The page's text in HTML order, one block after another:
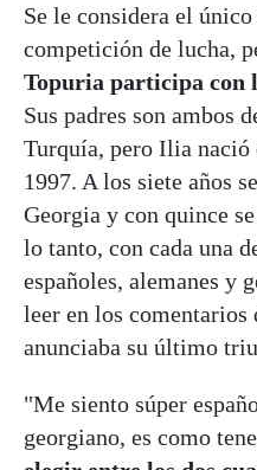
Se le considera el
competición de lucha,
Topuria participa con
Sus padres son ambos
Turquía, pero Ilia
1997. A los siete años
Georgia y con quince
lo tanto, con cada una
españoles, alemanes y
leer en los
anunciaba su último
"Me siento súper
georgiano, es como